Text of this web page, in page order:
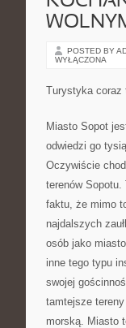
POSTED BY
WYŁĄCZONA
Turystyka coraz
Miasto Sopot
odwiedzi go
Oczywiście
terenów
faktu, że mimo
najdalszych
osób jako
inne tego typu
swojej
tamtejsze
morską. Miasto